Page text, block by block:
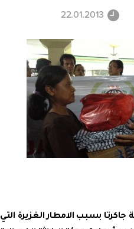
22.01.2013
بسبب الامطار الغزيرة التي